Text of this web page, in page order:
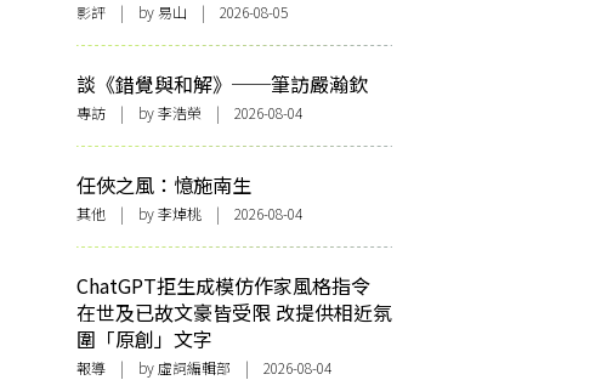
影評 | by 易山 | 2026-08-05
談《錯覺與和解》──筆訪嚴瀚欽
專訪 | by 李浩榮 | 2026-08-04
任俠之風：憶施南生
其他 | by 李焯桃 | 2026-08-04
ChatGPT拒生成模仿作家風格指令
在世及已故文豪皆受限 改提供相近氛
圍「原創」文字
報導 | by 虛詞編輯部 | 2026-08-04